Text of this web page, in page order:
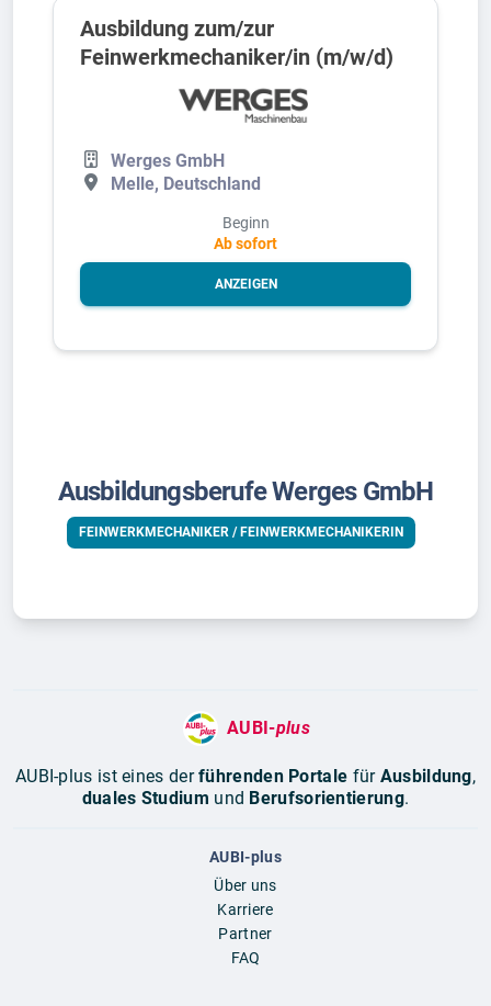
Ausbildung zum/zur
Feinwerkmechaniker/in (m/w/d)
Werges GmbH
Melle, Deutschland
Beginn
Ab sofort
ANZEIGEN
Ausbildungsberufe Werges GmbH
FEINWERKMECHANIKER / FEINWERKMECHANIKERIN
AUBI-plus
AUBI-plus ist eines derführenden Portale für Ausbildung,
duales Studium und Berufsorientierung.
AUBI-plus
Über uns
Karriere
Partner
FAQ